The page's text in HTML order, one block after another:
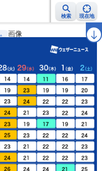
検索 現在地
警報・注意報 ラ
画像